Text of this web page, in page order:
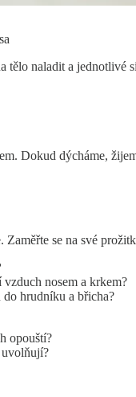
tělo naladit a jednotlivé
Dokud dýcháme,
Zaměřte se na své
nosem a krkem?
do hrudníku a břicha?
opouští?
uvolňují?